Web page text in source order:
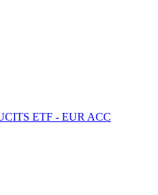
ETF - EUR ACC